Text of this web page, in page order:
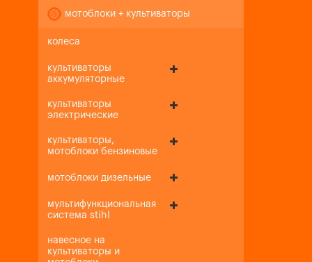
мотоблоки + культиваторы
колеса
культиваторы
аккумуляторные
культиваторы
электрические
культиваторы,
мотоблоки бензиновые
мотоблоки дизельные
мультифункциональная
система stihl
навесное на
культиваторы и